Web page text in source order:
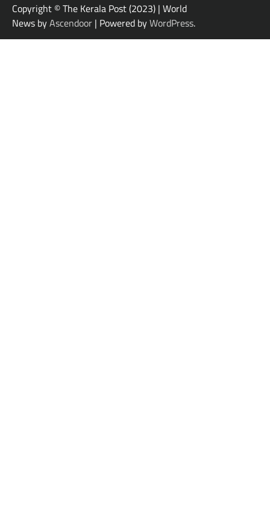
Copyright © The Kerala Post (2023) | World
News byAscendoor | Powered byWordPress.